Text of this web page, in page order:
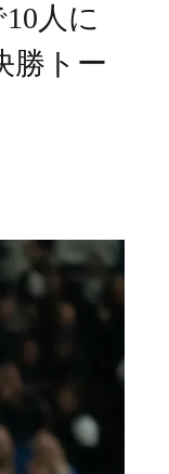
海外「日本人は何者
◆悲報◆マドリーFW
かり食ってるからだ
「また浅野の時の走
海外「オチが多すぎ
仰天！驚きの23層バ
【韓国の反応】「
【海外の反応】 エ
今シーズンのキャプ
日本の国宝を見た韓
by livedoor 相互
人に
勝トー